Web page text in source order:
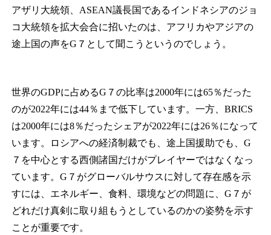
アザリ大統領、ASEAN議長国であるインドネシアのジョ
コ大統領を拡大会合に招いたのは、アフリカやアジアの
途上国の声をG７として聞こうというのでしょう。
世界のGDPに占めるG７の比率は2000年には65％だった
のが2022年には44％まで低下しています。一方、BRICS
は2000年には8％だったシェアが2022年には26％になって
います。ロシアへの経済制裁でも、途上国援助でも、G
７を中心とする西側諸国だけがプレイヤーではなくなっ
ています。G７がグローバルサウスに対して存在感を示
すには、エネルギー、食料、環境などの問題に、G７が
どれだけ真剣に取り組もうとしているのかの姿勢を示す
ことが重要です。